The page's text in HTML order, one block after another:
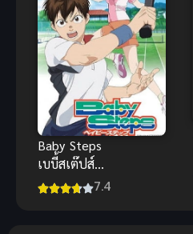
Baby Steps
เบบี้สเต๊ปส์
(ซับไทย)
7.4